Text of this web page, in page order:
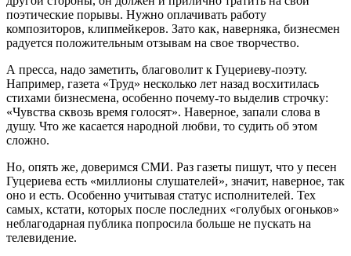
поэтические порывы. Нужно оплачивать работу
композиторов, клипмейкеров. Зато как, наверняка, бизнесмен
радуется положительным отзывам на свое творчество.
А пресса, надо заметить, благоволит к Гуцериеву-поэту.
Например, газета «Труд» несколько лет назад восхитилась
стихами бизнесмена, особенно почему-то выделив строчку:
«Чувства сквозь время голосят». Наверное, запали слова в
душу. Что же касается народной любви, то судить об этом
сложно.
Но, опять же, доверимся СМИ. Раз газеты пишут, что у песен
Гуцериева есть «миллионы слушателей», значит, наверное, так
оно и есть. Особенно учитывая статус исполнителей. Тех
самых, кстати, которых после последних «голубых огоньков»
неблагодарная публика попросила больше не пускать на
телевидение.